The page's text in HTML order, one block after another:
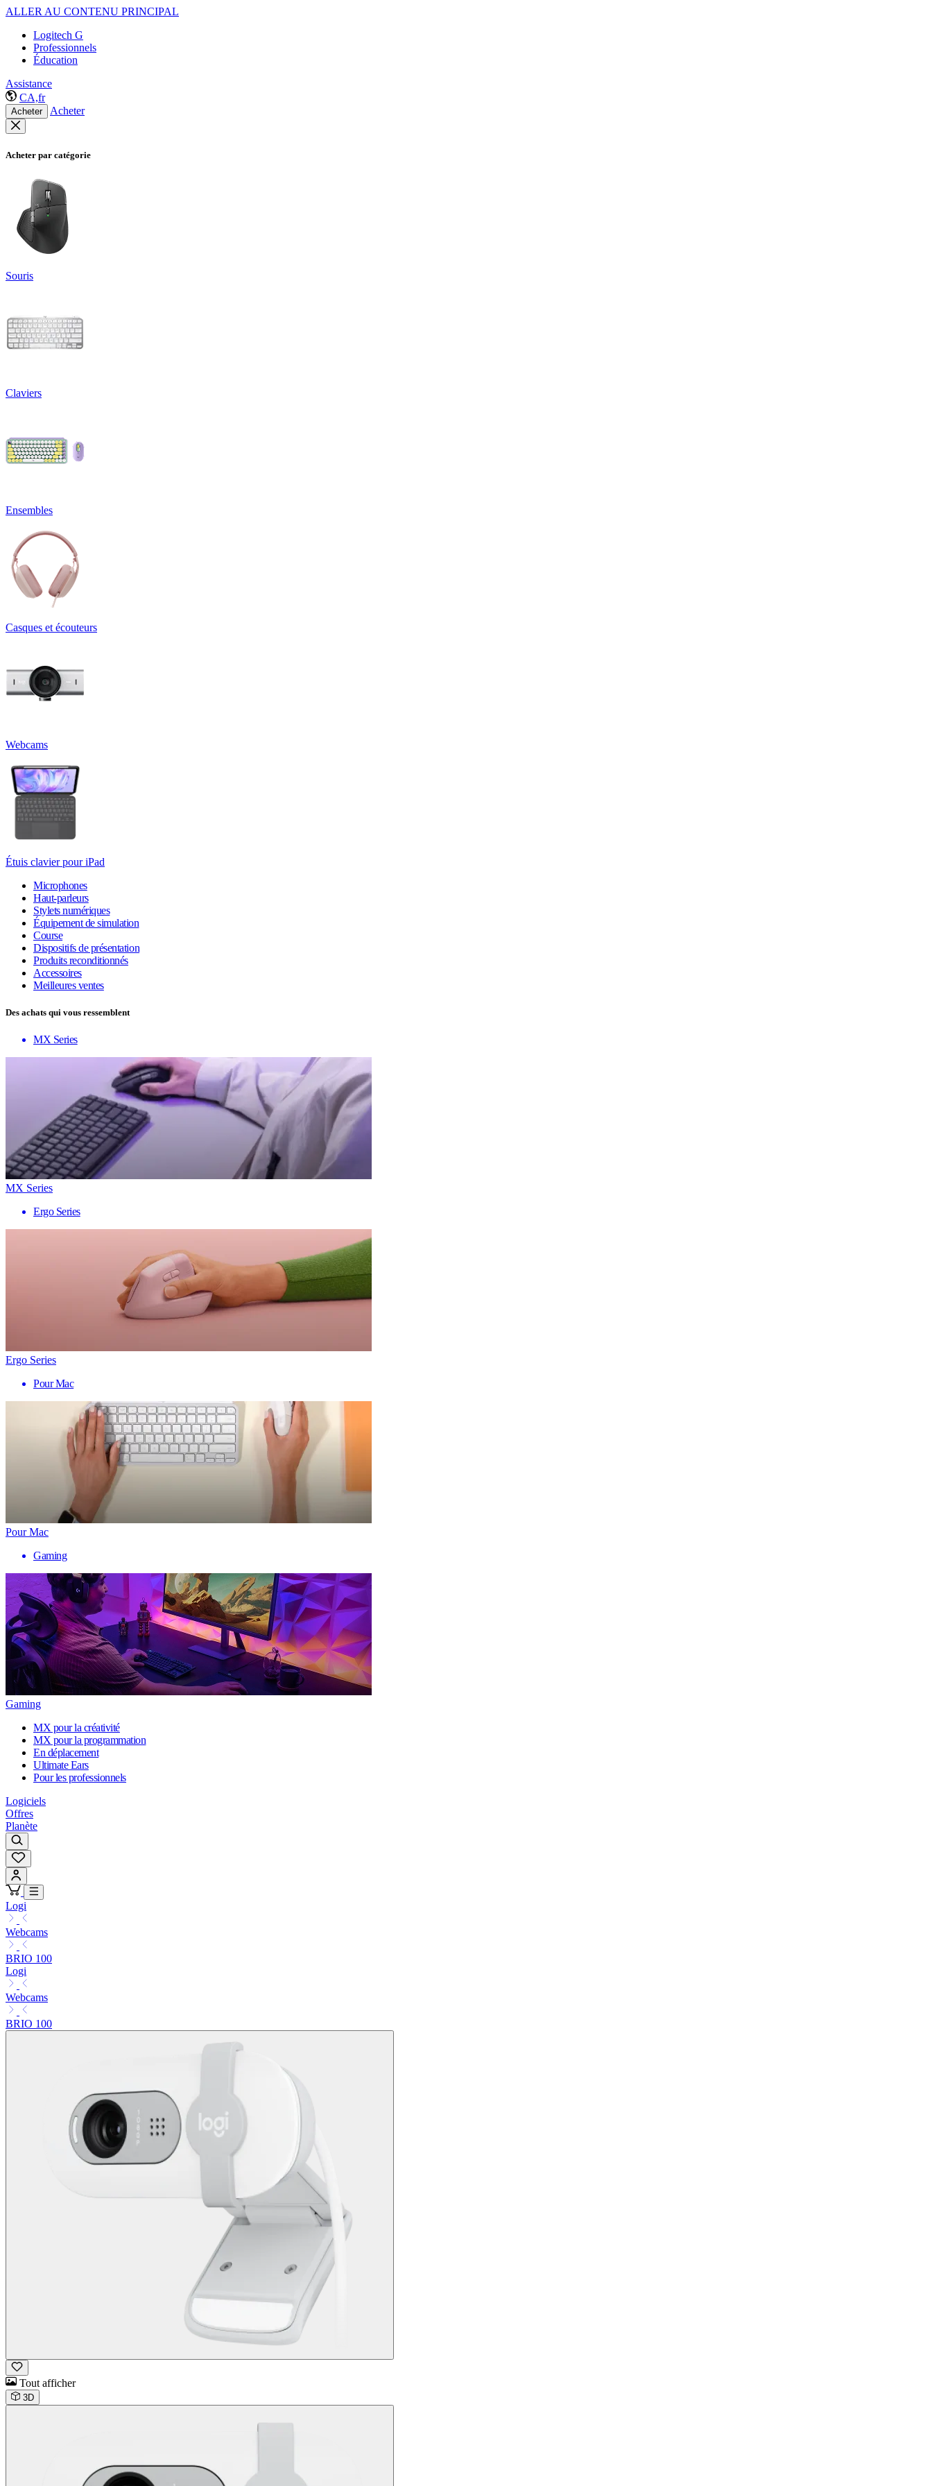
ALLER AU CONTENU PRINCIPAL
Logitech G
Professionnels
Éducation
Assistance
CA,fr
Acheter Acheter
Acheter par catégorie
Souris
Claviers
Ensembles
Casques et écouteurs
Webcams
Étuis clavier pour iPad
Microphones
Haut-parleurs
Stylets numériques
Équipement de simulation
Course
Dispositifs de présentation
Produits reconditionnés
Accessoires
Meilleures ventes
Des achats qui vous ressemblent
MX Series
MX Series
Ergo Series
Ergo Series
Pour Mac
Pour Mac
Gaming
Gaming
MX pour la créativité
MX pour la programmation
En déplacement
Ultimate Ears
Pour les professionnels
Logiciels
Offres
Planète
Logi
Webcams
BRIO 100
Logi
Webcams
BRIO 100
Tout afficher
3D